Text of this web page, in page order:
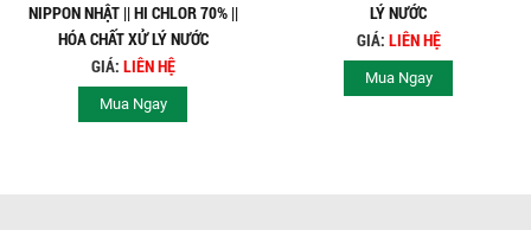
NIPPON NHẬT || HI CHLOR 70% ||
HÓA CHẤT XỬ LÝ NƯỚC
GIÁ: LIÊN HỆ
Mua Ngay
LÝ NƯỚC
GIÁ: LIÊN HỆ
Mua Ngay